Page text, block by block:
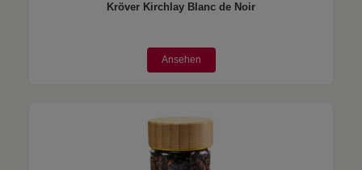
Kröver Kirchlay Blanc de Noir
Ansehen